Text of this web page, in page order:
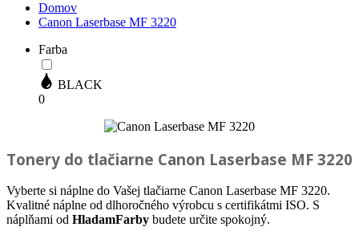
Domov
Canon Laserbase MF 3220
Farba
BLACK
0
Tonery do tlačiarne Canon Laserbase MF 3220
Vyberte si náplne do Vašej tlačiarne Canon Laserbase MF 3220.
Kvalitné náplne od dlhoročného výrobcu s certifikátmi ISO. S
náplňami od HladamFarby budete určite spokojný.